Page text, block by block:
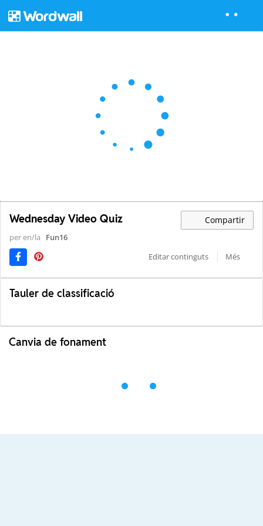
Wednesday Video Quiz Compartir
per en/la
Fun16
Editar continguts
Més
Tauler de classificació
Canvia de fonament